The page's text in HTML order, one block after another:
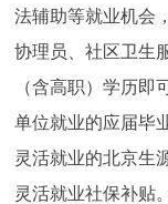
走进北京
绿色北京
多语种
法辅助等就业机会
协理员、社区卫生
（含高职）学历
单位就业的应届毕
灵活就业的北京生
灵活就业社保补贴。